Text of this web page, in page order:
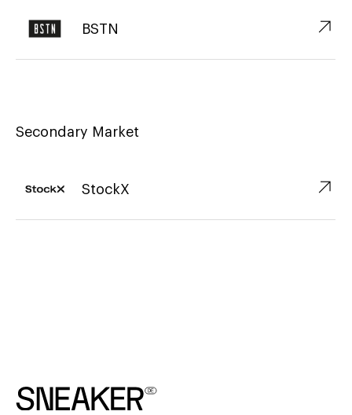
BSTN ↗︎
Secondary Market
StockX ↗︎